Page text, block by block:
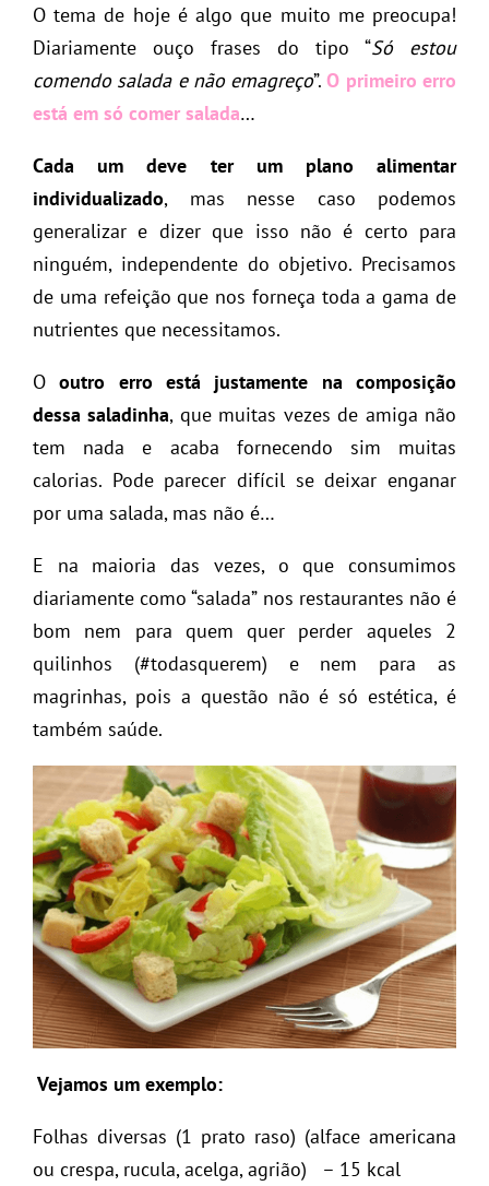
O tema de hoje é algo que muito me preocupa!
Diariamente ouço frases do tipo “Só estou
comendo salada e não emagreço”.O primeiro erro
está em só comer salada…
Cada um deve ter um plano alimentar
individualizado, mas nesse caso podemos
generalizar e dizer que isso não é certo para
ninguém, independente do objetivo. Precisamos
de uma refeição que nos forneça toda a gama de
nutrientes que necessitamos.
Ooutro erro está justamente na composição
dessa saladinha, que muitas vezes de amiga não
tem nada e acaba fornecendo sim muitas
calorias. Pode parecer difícil se deixar enganar
por uma salada, mas não é…
E na maioria das vezes, o que consumimos
diariamente como “salada” nos restaurantes não é
bom nem para quem quer perder aqueles 2
quilinhos (#todasquerem) e nem para as
magrinhas, pois a questão não é só estética, é
também saúde.
Vejamos um exemplo:
Folhas diversas (1 prato raso) (alface americana
ou crespa, rucula, acelga, agrião) – 15 kcal